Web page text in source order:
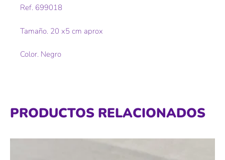
Ref. 699018
Tamaño. 20 x5 cm aprox
Color. Negro
PRODUCTOS RELACIONADOS